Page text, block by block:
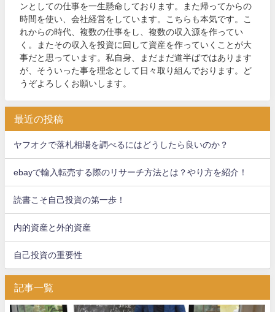
ンとしての仕事を一生懸命しております。また帰ってからの
時間を使い、会社経営をしています。こちらも本気です。こ
れからの時代、複数の仕事をし、複数の収入源を作ってい
く。またその収入を投資に回して資産を作っていくことが大
事だと思っています。私自身、まだまだ道半ばではあります
が、そういった事を理念として日々取り組んでおります。ど
うぞよろしくお願いします。
最近の投稿
ヤフオクで落札相場を調べるにはどうしたら良いのか？
ebayで輸入転売する際のリサーチ方法とは？やり方を紹介！
読書こそ自己投資の第一歩！
内的資産と外的資産
自己投資の重要性
記事一覧